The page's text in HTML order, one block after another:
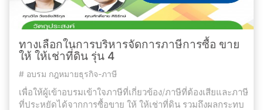
ทางเลือกในการบริหารจัดการภาษีการซื้อ ขาย
ให้ ให้เช่าที่ดิน รุ่น 4
# อบรม กฎหมายธุรกิจ-ภาษี
เพื่อให้ผู้เข้าอบรมเข้าใจภาษีที่เกี่ยวข้อง/ภาษีที่ต้องเสียและภาษี
ที่ประหยัดได้จากการซื้อขาย ให้ ให้เช่าที่ดิน รวมถึงผลกระทบ